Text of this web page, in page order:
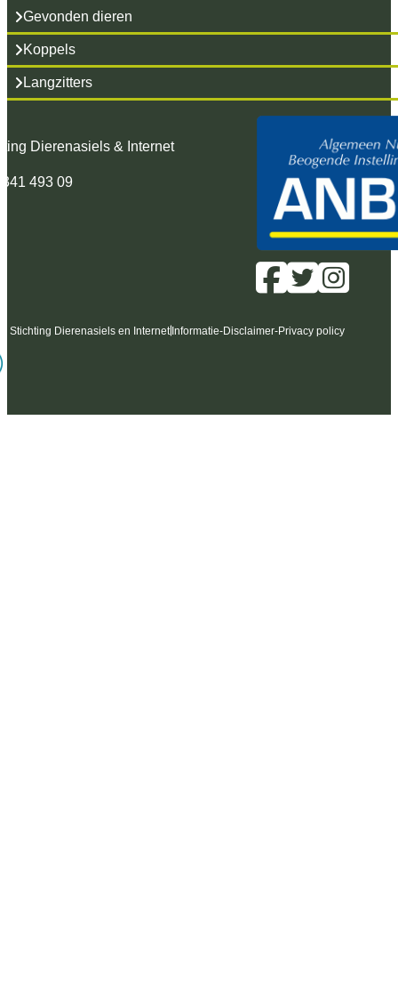
Gevonden dieren
Koppels
Langzitters
Dierenasiels & Internet
493 09
Stichting Dierenasiels en Internet Informatie-Disclaimer-Privacy policy